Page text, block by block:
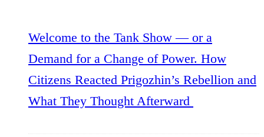
Welcome to the Tank Show — or a
Demand for a Change of Power. How
Citizens Reacted Prigozhin’s Rebellion and
What They Thought Afterward